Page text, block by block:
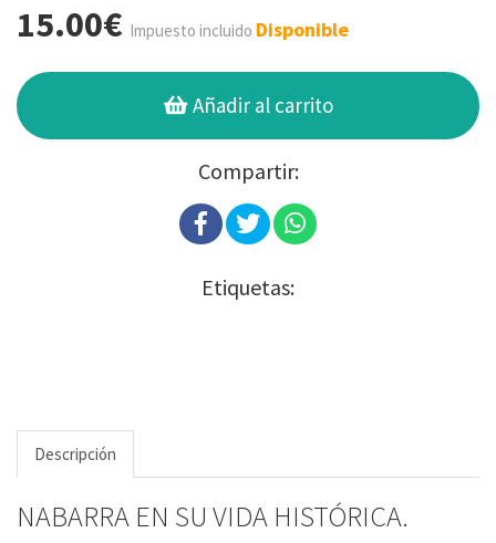
15.00€ Impuesto incluido Disponible
Añadir al carrito
Compartir:
Etiquetas:
Descripción
NABARRA EN SU VIDA HISTÓRICA.